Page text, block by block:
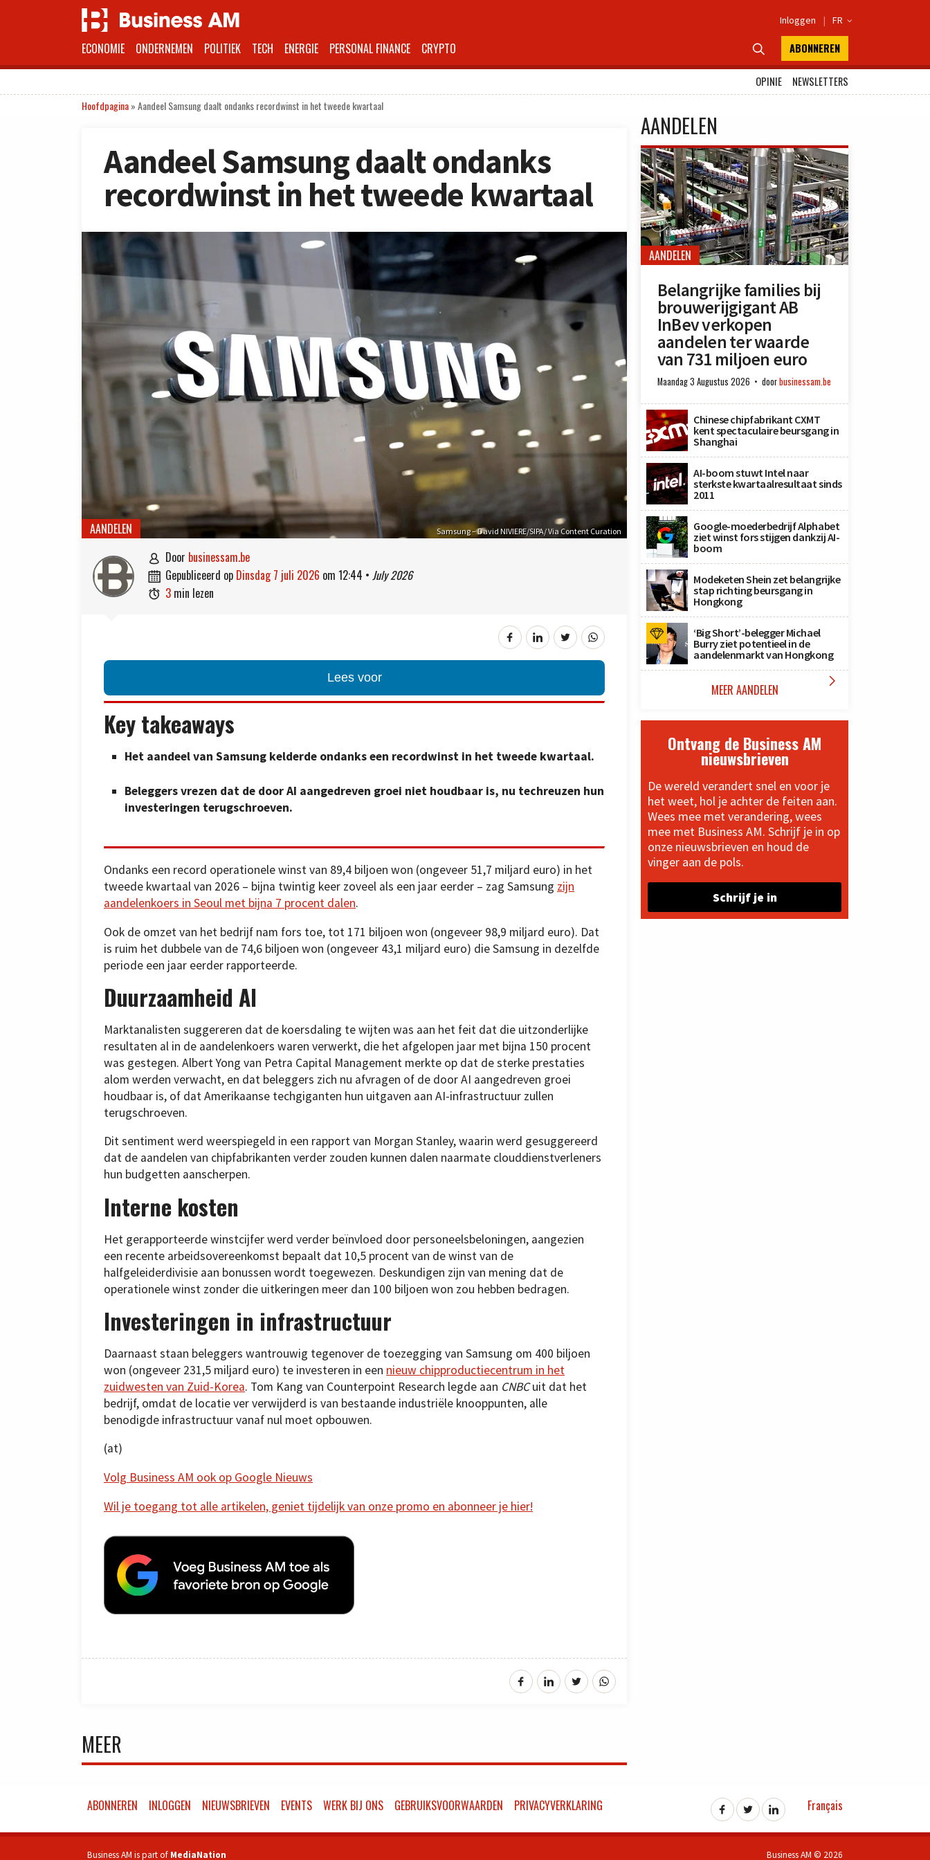
Inloggen | FR 
ECONOMIE ONDERNEMEN POLITIEK TECH ENERGIE PERSONAL FINANCE CRYPTO  ABONNEREN
OPINIE
NEWSLETTERS
Hoofdpagina»Aandeel Samsung daalt ondanks recordwinst in het tweede kwartaal
Aandeel Samsung daalt ondanks
recordwinst in het tweede kwartaal
Samsung – David NIVIERE/SIPA/ Via Content Curation
AANDELEN
 door businessam.be
 gepubliceerd op dinsdag 7 juli 2026 om 12:44 • July 2026
 3 min lezen
Lees voor
Key takeaways
Het aandeel van Samsung kelderde ondanks een recordwinst in het tweede kwartaal.
Beleggers vrezen dat de door AI aangedreven groei niet houdbaar is, nu techreuzen hun
investeringen terugschroeven.
Ondanks een record operationele winst van 89,4 biljoen won (ongeveer 51,7 miljard euro) in het
tweede kwartaal van 2026 – bijna twintig keer zoveel als een jaar eerder – zag Samsung zijn
aandelenkoers in Seoul met bijna 7 procent dalen.
Ook de omzet van het bedrijf nam fors toe, tot 171 biljoen won (ongeveer 98,9 miljard euro). Dat
is ruim het dubbele van de 74,6 biljoen won (ongeveer 43,1 miljard euro) die Samsung in dezelfde
periode een jaar eerder rapporteerde.
Duurzaamheid AI
Marktanalisten suggereren dat de koersdaling te wijten was aan het feit dat die uitzonderlijke
resultaten al in de aandelenkoers waren verwerkt, die het afgelopen jaar met bijna 150 procent
was gestegen. Albert Yong van Petra Capital Management merkte op dat de sterke prestaties
alom werden verwacht, en dat beleggers zich nu afvragen of de door AI aangedreven groei
houdbaar is, of dat Amerikaanse techgiganten hun uitgaven aan AI-infrastructuur zullen
terugschroeven.
Dit sentiment werd weerspiegeld in een rapport van Morgan Stanley, waarin werd gesuggereerd
dat de aandelen van chipfabrikanten verder zouden kunnen dalen naarmate clouddienstverleners
hun budgetten aanscherpen.
Interne kosten
Het gerapporteerde winstcijfer werd verder beïnvloed door personeelsbeloningen, aangezien
een recente arbeidsovereenkomst bepaalt dat 10,5 procent van de winst van de
halfgeleiderdivisie aan bonussen wordt toegewezen. Deskundigen zijn van mening dat de
operationele winst zonder die uitkeringen meer dan 100 biljoen won zou hebben bedragen.
Investeringen in infrastructuur
Daarnaast staan beleggers wantrouwig tegenover de toezegging van Samsung om 400 biljoen
won (ongeveer 231,5 miljard euro) te investeren in een nieuw chipproductiecentrum in het
zuidwesten van Zuid-Korea. Tom Kang van Counterpoint Research legde aan CNBCuit dat het
bedrijf, omdat de locatie ver verwijderd is van bestaande industriële knooppunten, alle
benodigde infrastructuur vanaf nul moet opbouwen.
(at)
Volg Business AM ook op Google Nieuws
Wil je toegang tot alle artikelen, geniet tijdelijk van onze promo en abonneer je hier!
MEER
AANDELEN
AANDELEN
Belangrijke families bij
brouwerijgigant AB
InBev verkopen
aandelen ter waarde
van 731 miljoen euro
Maandag 3 Augustus 2026 doorbusinessam.be
Chinese chipfabrikant CXMT
kent spectaculaire beursgang in
Shanghai
AI-boom stuwt Intel naar
sterkste kwartaalresultaat sinds
2011
Google-moederbedrijf Alphabet
ziet winst fors stijgen dankzij AI-
boom
Modeketen Shein zet belangrijke
stap richting beursgang in
Hongkong
‘Big Short’-belegger Michael
Burry ziet potentieel in de
aandelenmarkt van Hongkong
MEER AANDELEN 
Ontvang de Business AM
nieuwsbrieven
De wereld verandert snel en voor je
het weet, hol je achter de feiten aan.
Wees mee met verandering, wees
mee met Business AM. Schrijf je in op
onze nieuwsbrieven en houd de
vinger aan de pols.
Schrijf je in
ABONNEREN INLOGGEN NIEUWSBRIEVEN EVENTS WERK BIJ ONS GEBRUIKSVOORWAARDEN PRIVACYVERKLARING Français
Business AM is part of MediaNation Business AM © 2026